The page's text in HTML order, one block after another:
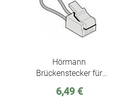
Wunschzettel
Hörmann
Brückenstecker für
(Systembuchse)
6,49 €